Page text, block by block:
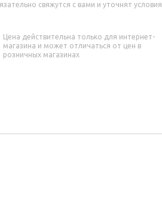
свяжутся с вами и уточнят условия
Цена действительна только для интернет-
магазина и может отличаться от цен в
розничных магазинах